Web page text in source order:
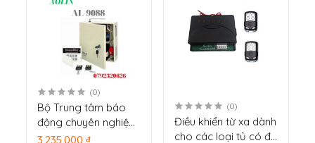
(0)
Bộ Trung tâm báo
động chuyên nghiệp
8 vùng có dây, 8
3.235.000 ₫
(0)
Điều khiển từ xa dành
cho các loại tủ có đi